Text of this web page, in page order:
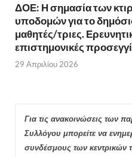
ΔΟΕ: Η σημασία των
υποδομών για το
μαθητές/τριες.
επιστημονικές
29 Απριλίου 2026
Για τις ανακοινώσεις των
Συλλόγου μπορείτε να
συνδέσμους των κεντρικών